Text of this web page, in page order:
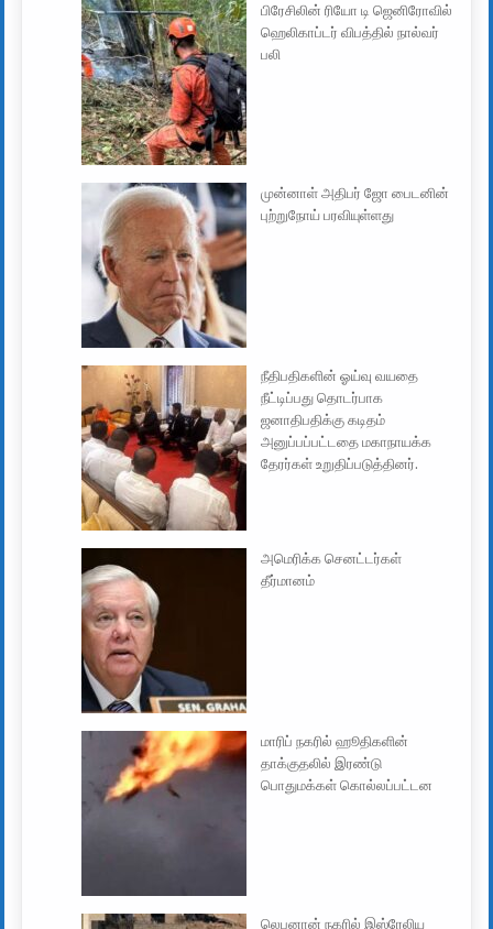
பிரேசிலின் ரியோ டி ஜெனிரோவில்
ஹெலிகாப்டர் விபத்தில் நால்வர்
பலி
முன்னாள் அதிபர் ஜோ பைடனின்
புற்றுநோய் பரவியுள்ளது
நீதிபதிகளின் ஓய்வு வயதை
நீட்டிப்பது தொடர்பாக
ஜனாதிபதிக்கு கடிதம்
அனுப்பப்பட்டதை மகாநாயக்க
தேரர்கள் உறுதிப்படுத்தினர்.
அமெரிக்க செனட்டர்கள்
தீர்மானம்
மாரிப் நகரில் ஹூதிகளின்
தாக்குதலில் இரண்டு
பொதுமக்கள் கொல்லப்பட்டன
லெபனான் நகரில் இஸ்ரேலிய